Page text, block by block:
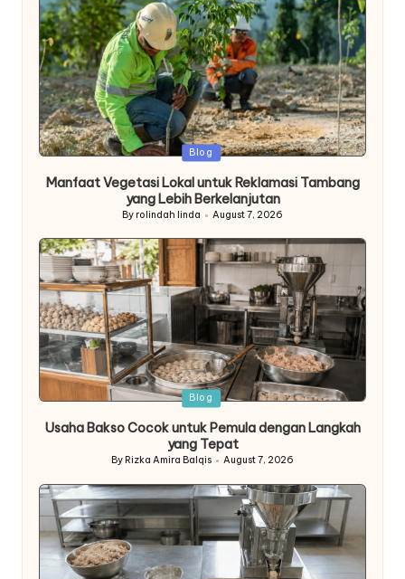
Posted
Blog
Manfaat Vegetasi Lokal untuk Reklamasi Tambang
yang Lebih Berkelanjutan
Posted
By rolindah linda August 7, 2026
Posted
Blog
Usaha Bakso Cocok untuk Pemula dengan Langkah
yang Tepat
Posted
By Rizka Amira Balqis August 7, 2026